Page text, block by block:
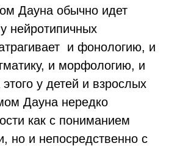
Дауна обычно идет
нейротипичных
и фонологию, и
и морфологию, и
у детей и взрослых
Дауна нередко
как с пониманием
но и непосредственно с